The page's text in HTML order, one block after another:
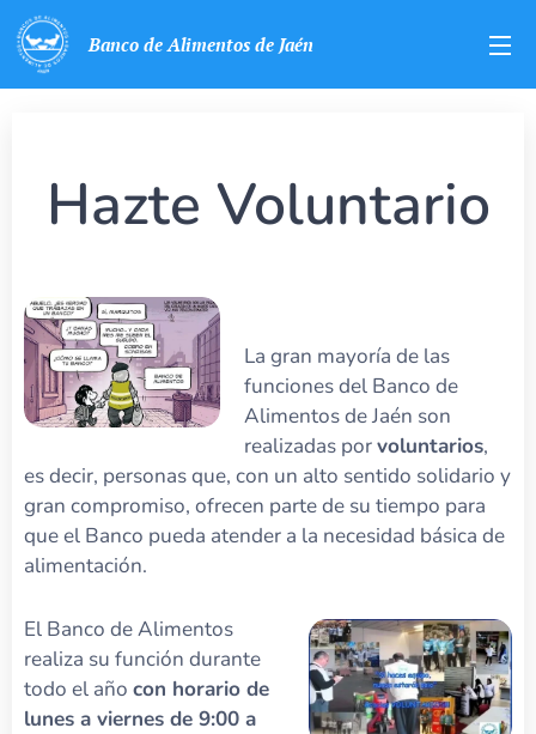
Banco de Alimentos de Jaén
Hazte Voluntario
La gran mayoría de las
funciones del Banco de
Alimentos de Jaén son
realizadas porvoluntarios,
es decir, personas que, con un alto sentido solidario y
gran compromiso, ofrecen parte de su tiempo para
que el Banco pueda atender a la necesidad básica de
alimentación.
El Banco de Alimentos
realiza su función durante
todo el año con horario de
lunes a viernes de 9:00 a